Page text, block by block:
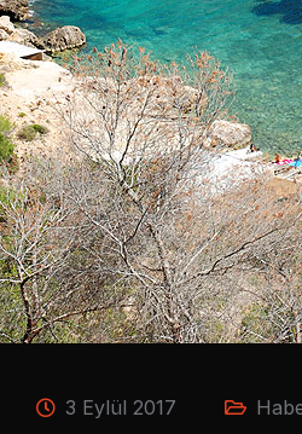
3 Eylül 2017